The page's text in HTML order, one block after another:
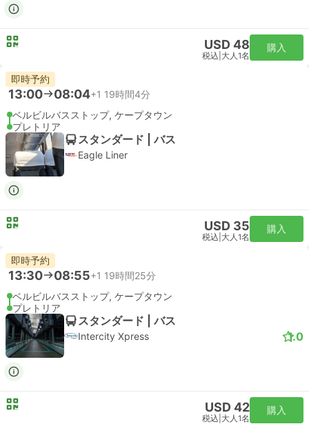
USD 48
税込 大人1名
購入
即時予約
13:00 08:04+1 19時間4分
ベルビルバスストップ, ケープタウン
プレトリア
スタンダード | バス
Eagle Liner
USD 35
税込 大人1名
購入
即時予約
13:30 08:55+1 19時間25分
ベルビルバスストップ, ケープタウン
プレトリア
スタンダード | バス
Intercity Xpress 1.0
USD 42
税込 大人1名
購入